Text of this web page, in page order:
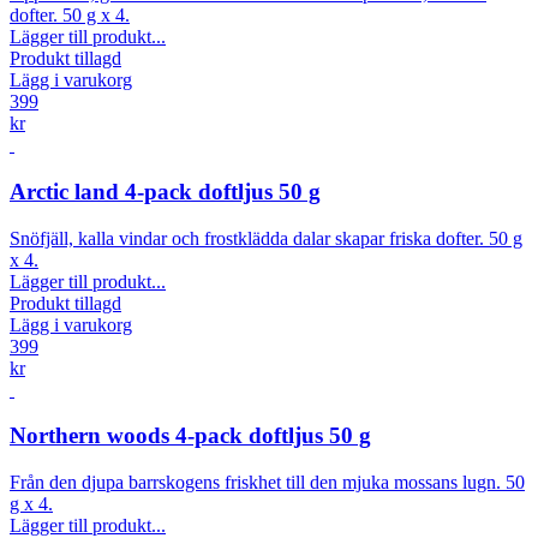
dofter. 50 g x 4.
Lägger till produkt...
Produkt tillagd
Lägg i varukorg
399
kr
Arctic land 4-pack doftljus 50 g
Snöfjäll, kalla vindar och frostklädda dalar skapar friska dofter. 50 g
x 4.
Lägger till produkt...
Produkt tillagd
Lägg i varukorg
399
kr
Northern woods 4-pack doftljus 50 g
Från den djupa barrskogens friskhet till den mjuka mossans lugn. 50
g x 4.
Lägger till produkt...